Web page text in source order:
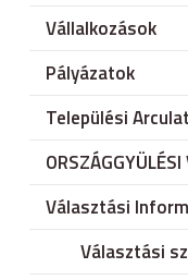
Vállalkozások
Pályázatok
Települési
Választási
Választási